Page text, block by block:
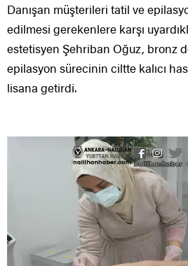
Danışan müşterileri tatil ve
edilmesi gerekenlere karşı
estetisyen Şehriban Oğuz, bronz
epilasyon sürecinin ciltte kalıcı
lisana getirdi.